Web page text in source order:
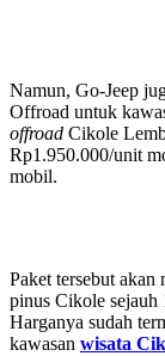
Namun, Go-Jeep
Offroad untuk
offroad Cikole
Rp1.950.000/unit
mobil.
Paket tersebut
pinus Cikole sejauh
Harganya sudah
kawasan wisata